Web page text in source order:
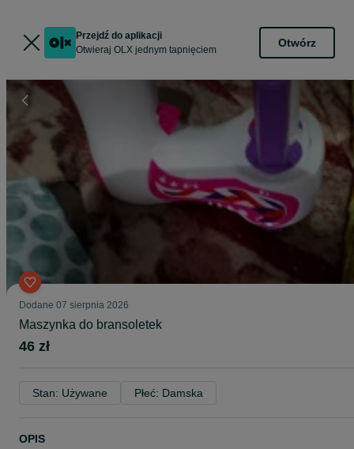
Przejdź do aplikacji
Otwieraj OLX jednym tapnięciem
Otwórz
Dodane 07 sierpnia 2026
Maszynka do bransoletek
46 zł
Stan: Używane Płeć: Damska
OPIS